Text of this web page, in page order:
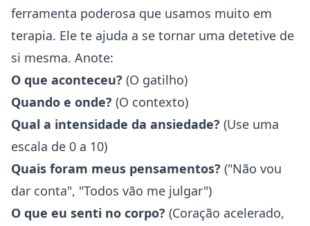
ferramenta poderosa que usamos muito em
terapia. Ele te ajuda a se tornar uma detetive de
si mesma. Anote:
O que aconteceu? (O gatilho)
Quando e onde? (O contexto)
Qual a intensidade da ansiedade? (Use uma
escala de 0 a 10)
Quais foram meus pensamentos? ("Não vou
dar conta", "Todos vão me julgar")
O que eu senti no corpo? (Coração acelerado,